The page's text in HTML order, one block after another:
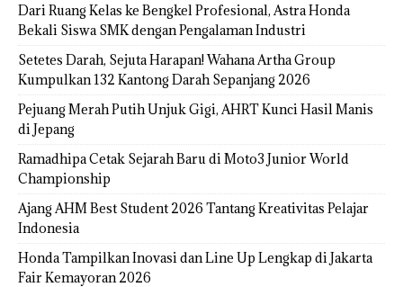
Dari Ruang Kelas ke Bengkel Profesional, Astra Honda
Bekali Siswa SMK dengan Pengalaman Industri
Setetes Darah, Sejuta Harapan! Wahana Artha Group
Kumpulkan 132 Kantong Darah Sepanjang 2026
Pejuang Merah Putih Unjuk Gigi, AHRT Kunci Hasil Manis
di Jepang
Ramadhipa Cetak Sejarah Baru di Moto3 Junior World
Championship
Ajang AHM Best Student 2026 Tantang Kreativitas Pelajar
Indonesia
Honda Tampilkan Inovasi dan Line Up Lengkap di Jakarta
Fair Kemayoran 2026